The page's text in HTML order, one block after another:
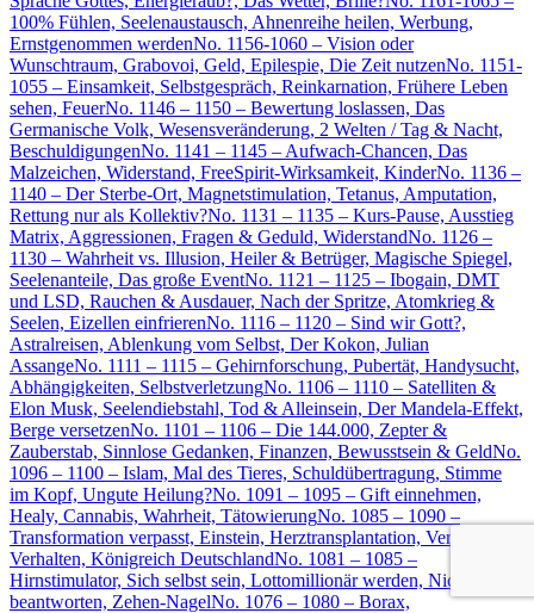
100% Fühlen, Seelenaustausch, Ahnenreihe heilen, Werbung,
Ernstgenommen werdenNo. 1156-1060 – Vision oder
Wunschtraum, Grabovoi, Geld, Epilespie, Die Zeit nutzenNo. 1151-
1055 – Einsamkeit, Selbstgespräch, Reinkarnation, Frühere Leben
sehen, FeuerNo. 1146 – 1150 – Bewertung loslassen, Das
Germanische Volk, Wesensveränderung, 2 Welten / Tag & Nacht,
BeschuldigungenNo. 1141 – 1145 – Aufwach-Chancen, Das
Malzeichen, Widerstand, FreeSpirit-Wirksamkeit, KinderNo. 1136 –
1140 – Der Sterbe-Ort, Magnetstimulation, Tetanus, Amputation,
Rettung nur als Kollektiv?No. 1131 – 1135 – Kurs-Pause, Ausstieg
Matrix, Aggressionen, Fragen & Geduld, WiderstandNo. 1126 –
1130 – Wahrheit vs. Illusion, Heiler & Betrüger, Magische Spiegel,
Seelenanteile, Das große EventNo. 1121 – 1125 – Ibogain, DMT
und LSD, Rauchen & Ausdauer, Nach der Spritze, Atomkrieg &
Seelen, Eizellen einfrierenNo. 1116 – 1120 – Sind wir Gott?,
Astralreisen, Ablenkung vom Selbst, Der Kokon, Julian
AssangeNo. 1111 – 1115 – Gehirnforschung, Pubertät, Handysucht,
Abhängigkeiten, SelbstverletzungNo. 1106 – 1110 – Satelliten &
Elon Musk, Seelendiebstahl, Tod & Alleinsein, Der Mandela-Effekt,
Berge versetzenNo. 1101 – 1106 – Die 144.000, Zepter &
Zauberstab, Sinnlose Gedanken, Finanzen, Bewusstsein & GeldNo.
1096 – 1100 – Islam, Mal des Tieres, Schuldübertragung, Stimme
im Kopf, Ungute Heilung?No. 1091 – 1095 – Gift einnehmen,
Healy, Cannabis, Wahrheit, TätowierungNo. 1085 – 1090 –
Transformation verpasst, Einstein, Herztransplantation, Verletzendes
Verhalten, Königreich DeutschlandNo. 1081 – 1085 –
Hirnstimulator, Sich selbst sein, Lottomillionär werden, Nicht
beantworten, Zehen-NagelNo. 1076 – 1080 – Borax,